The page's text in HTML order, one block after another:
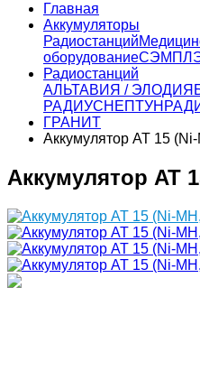
Главная
Аккумуляторы
Радиостанций
оборудованиеСЭМПЛ
Радиостанций
АЛЬТАВИЯ / ЭЛОДИЯ
РАДИУСНЕПТУН
ГРАНИТ
Аккумулятор AT 15
Аккумулятор AT